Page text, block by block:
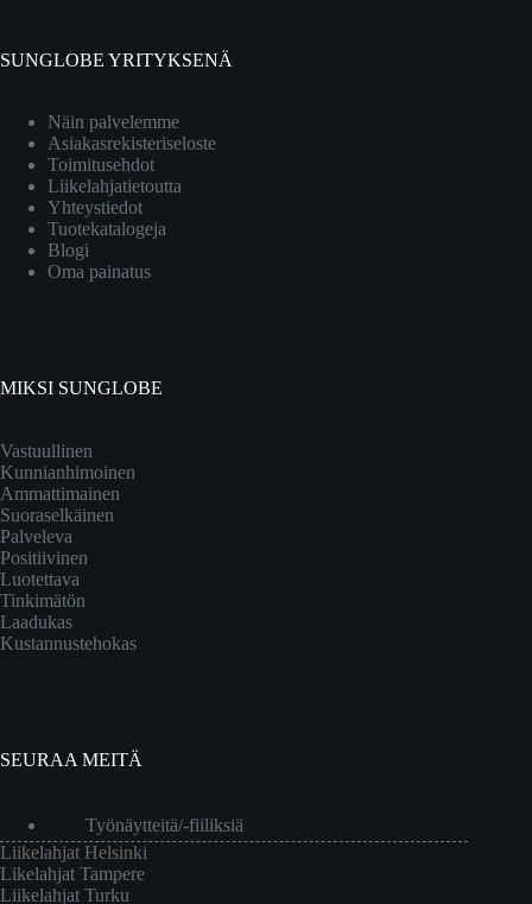
SUNGLOBE YRITYKSENÄ
Näin palvelemme
Asiakasrekisteriseloste
Toimitusehdot
Liikelahjatietoutta
Yhteystiedot
Tuotekatalogeja
Blogi
Oma painatus
MIKSI SUNGLOBE
Vastuullinen
Kunnianhimoinen
Ammattimainen
Suoraselkäinen
Palveleva
Positiivinen
Luotettava
Tinkimätön
Laadukas
Kustannustehokas
SEURAA MEITÄ
Työnäytteitä/-fiiliksiä
Liikelahjat Helsinki
Likelahjat Tampere
Liikelahjat Turku